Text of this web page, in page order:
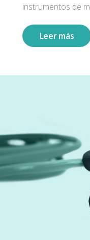
instrumentos de
Leer más